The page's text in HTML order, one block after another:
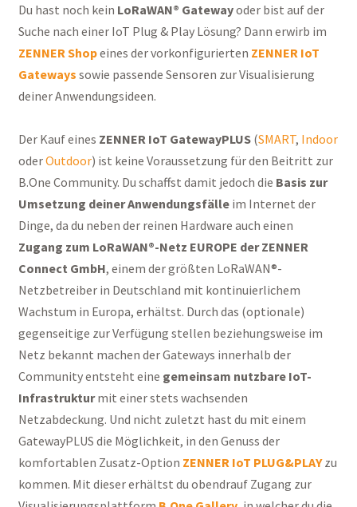
Du hast noch kein LoRaWAN® Gatewayoder bist auf der
Suche nach einer IoT Plug & Play Lösung? Dann erwirb im
ZENNER Shopeines der vorkonfigurierten ZENNER IoT
Gateways sowie passende Sensoren zur Visualisierung
deiner Anwendungsideen.
Der Kauf eines ZENNER IoT GatewayPLUS (SMART, Indoor
oderOutdoor) ist keine Voraussetzung für den Beitritt zur
B.One Community. Du schaffst damit jedoch die Basis zur
Umsetzung deiner Anwendungsfälle im Internet der
Dinge, da du neben der reinen Hardware auch einen
Zugang zum LoRaWAN®-Netz EUROPE der ZENNER
Connect GmbH, einem der größten LoRaWAN®-
Netzbetreiber in Deutschland mit kontinuierlichem
Wachstum in Europa, erhältst. Durch das (optionale)
gegenseitige zur Verfügung stellen beziehungsweise im
Netz bekannt machen der Gateways innerhalb der
Community entsteht eine gemeinsam nutzbare IoT-
Infrastrukturmit einer stets wachsenden
Netzabdeckung. Und nicht zuletzt hast du mit einem
GatewayPLUS die Möglichkeit, in den Genuss der
komfortablen Zusatz-Option ZENNER IoT PLUG&PLAYzu
kommen. Mit dieser erhältst du obendrauf Zugang zur